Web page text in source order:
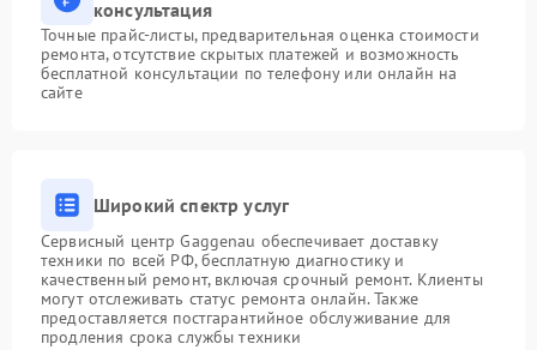
консультация
Точные прайс-листы, предварительная оценка стоимости
ремонта, отсутствие скрытых платежей и возможность
бесплатной консультации по телефону или онлайн на
сайте
Широкий спектр услуг
Сервисный центр Gaggenau обеспечивает доставку
техники по всей РФ, бесплатную диагностику и
качественный ремонт, включая срочный ремонт. Клиенты
могут отслеживать статус ремонта онлайн. Также
предоставляется постгарантийное обслуживание для
продления срока службы техники